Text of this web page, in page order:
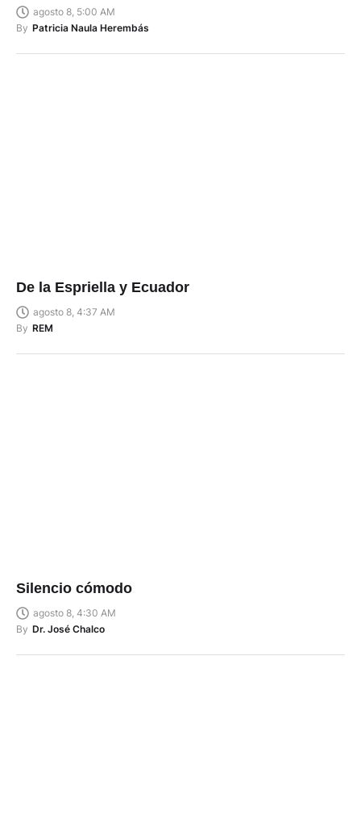
agosto 8, 5:00 AM
By Patricia Naula Herembás
De la Espriella y Ecuador
agosto 8, 4:37 AM
By REM
Silencio cómodo
agosto 8, 4:30 AM
By Dr. José Chalco